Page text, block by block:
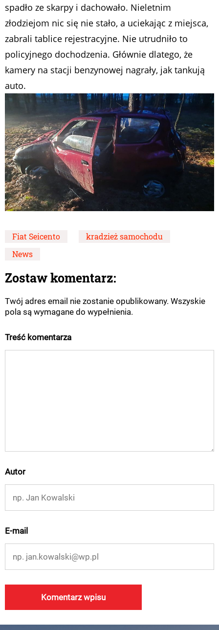
spadło ze skarpy i dachowało. Nieletnim
złodziejom nic się nie stało, a uciekając z miejsca,
zabrali tablice rejestracyjne. Nie utrudniło to
policyjnego dochodzenia. Głównie dlatego, że
kamery na stacji benzynowej nagrały, jak tankują
auto.
Fiat Seicento
kradzież samochodu
News
Zostaw komentarz:
Twój adres email nie zostanie opublikowany. Wszyskie
pola są wymagane do wypełnienia.
Treść komentarza
Autor
E-mail